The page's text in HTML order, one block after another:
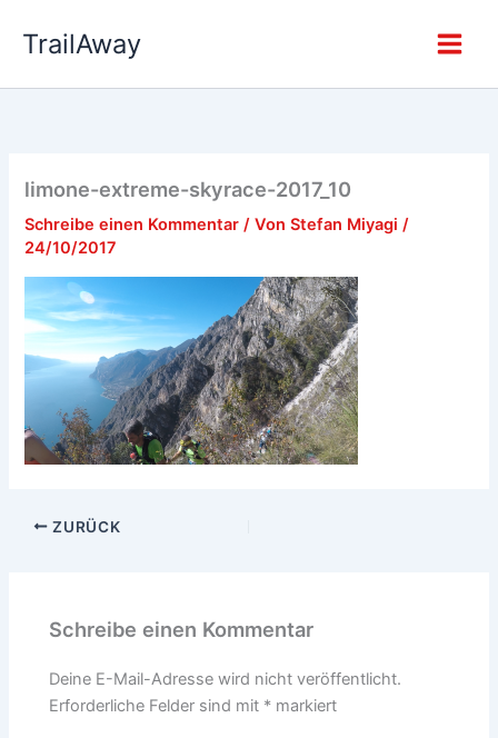
InhaltTrailAway
limone-extreme-skyrace-2017_10
Schreibe einen Kommentar / VonStefan Miyagi/
24/10/2017
ZURÜCK
Schreibe einen Kommentar
Deine E-Mail-Adresse wird nicht veröffentlicht.
Erforderliche Felder sind mit * markiert